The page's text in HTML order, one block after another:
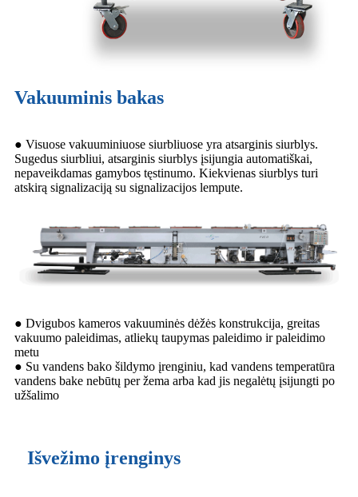
Vakuuminis bakas
● Visuose vakuuminiuose siurbliuose yra atsarginis siurblys.
Sugedus siurbliui, atsarginis siurblys įsijungia automatiškai,
nepaveikdamas gamybos tęstinumo. Kiekvienas siurblys turi
atskirą signalizaciją su signalizacijos lempute.
● Dvigubos kameros vakuuminės dėžės konstrukcija, greitas
vakuumo paleidimas, atliekų taupymas paleidimo ir paleidimo
metu
● Su vandens bako šildymo įrenginiu, kad vandens temperatūra
vandens bake nebūtų per žema arba kad jis negalėtų įsijungti po
užšalimo
Išvežimo įrenginys